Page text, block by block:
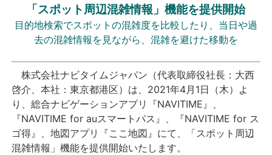
法人向けサービス
採用情報
English
「スポット周辺混雑情報」機能を提供開始
目的地検索でスポットの混雑度を比較したり、当日や過
去の混雑情報を見ながら、混雑を避けた移動を
株式会社ナビタイムジャパン（代表取締役社長：大西
啓介、本社：東京都港区）は、 2021年4月1日（木）よ
り、総合ナビゲーションアプリ『NAVITIME』、
『NAVITIME for auスマートパス』、『NAVITIME for ス
ゴ得』、地図アプリ『ここ地図』にて、「スポット周辺
混雑情報」機能を提供開始いたします。